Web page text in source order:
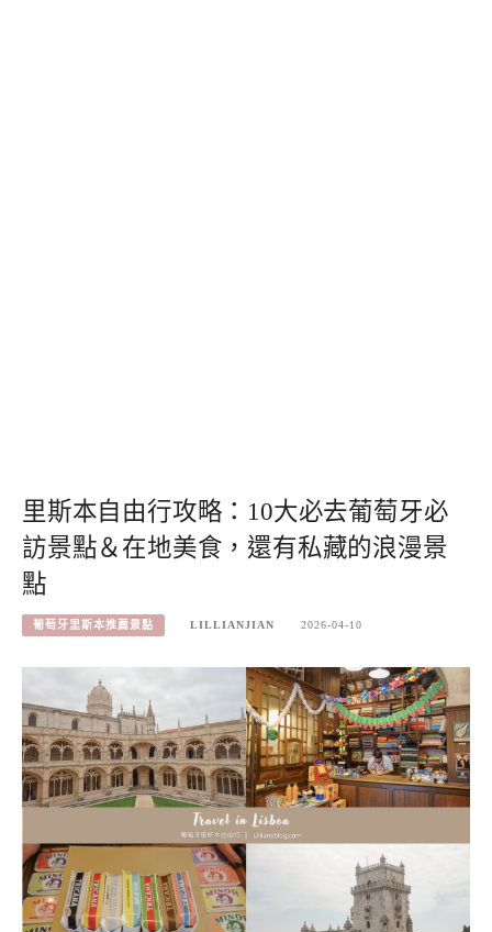
里斯本自由行攻略：10大必去葡萄牙必
訪景點＆在地美食，還有私藏的浪漫景
點
葡萄牙里斯本推薦景點 LILLIANJIAN 2026-04-10